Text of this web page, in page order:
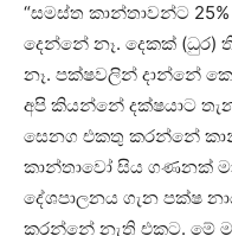
“සමස්ත කාන්තාවන්ට
දෙන්නේ නෑ. දෙකක්
නෑ. පක්ෂවලින් දාන්නේ
අපි කියන්නේ දක්ෂයාට
සෙනග එකතු කරන්නේ
කාන්තාවෝ සිය ගණනක්
දේශපාලනය ගැන පක්ෂ
කරන්නේ නැති එකට. මේ